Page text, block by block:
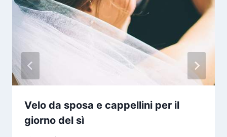
Velo da sposa e cappellini per il
giorno del sì